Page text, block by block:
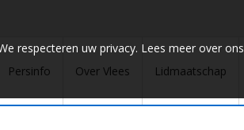
Persinfo Over Vlees Lidmaatschap
respecteren uw privacy. Lees meer over ons